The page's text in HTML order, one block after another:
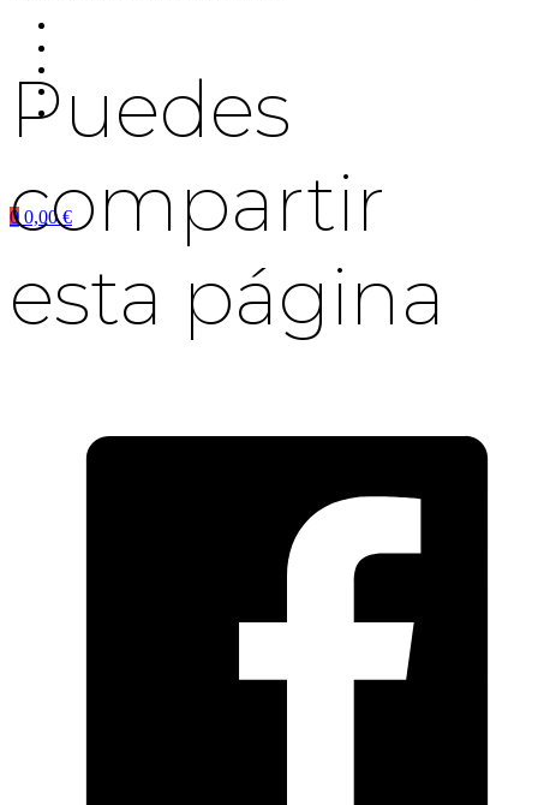
0 0,00€
Puedes
compartir
esta página